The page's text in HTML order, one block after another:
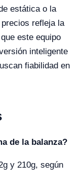
estática o la
refleja la
este equipo
inteligente
fiabilidad en
de la balanza?
y 210g, según